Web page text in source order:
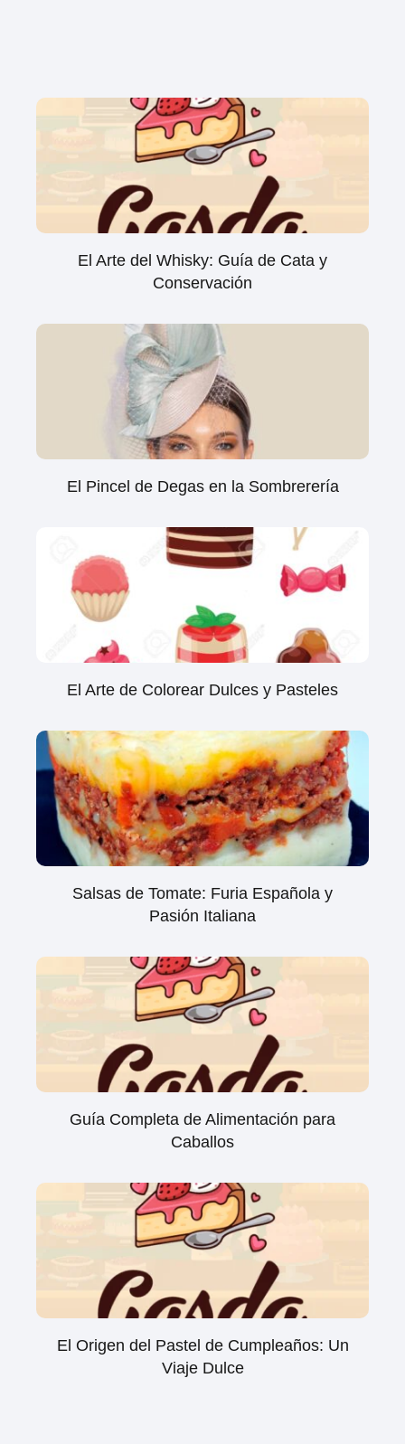
El Arte del Whisky: Guía de Cata y
Conservación
El Pincel de Degas en la Sombrerería
El Arte de Colorear Dulces y Pasteles
Salsas de Tomate: Furia Española y
Pasión Italiana
Guía Completa de Alimentación para
Caballos
El Origen del Pastel de Cumpleaños: Un
Viaje Dulce